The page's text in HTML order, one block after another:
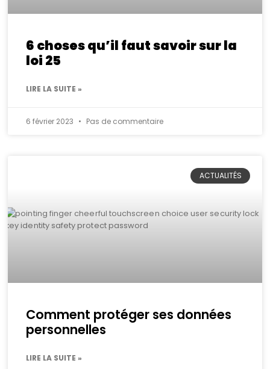
6 choses qu’il faut savoir sur la
loi 25
LIRE LA SUITE »
6 février 2023 Pas de commentaire
ACTUALITÉS
Comment protéger ses données
personnelles
LIRE LA SUITE »